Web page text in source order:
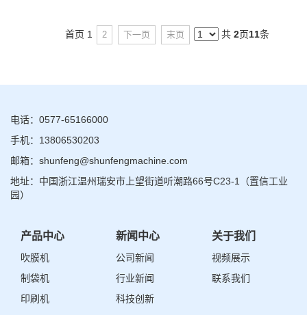
首页 1 2 下一页 末页 共 2页11条
电话：0577-65166000
手机：13806530203
邮箱：shunfeng@shunfengmachine.com
地址：中国浙江温州瑞安市上望街道听潮路66号C23-1（置信工业
园）
产品中心
吹膜机
制袋机
印刷机
新闻中心
公司新闻
行业新闻
科技创新
关于我们
视频展示
联系我们